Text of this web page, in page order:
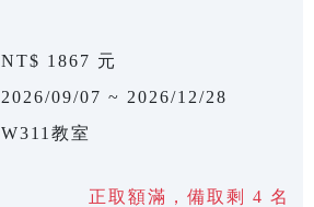
NT$ 1867 元
2026/09/07 ~ 2026/12/28
W311教室
正取額滿，備取剩 4 名